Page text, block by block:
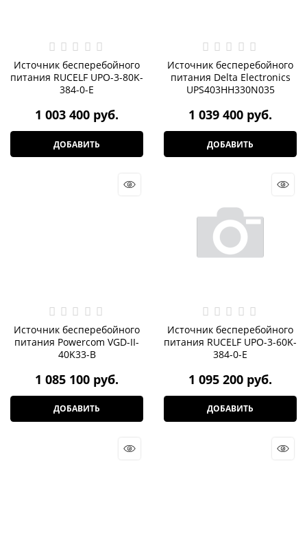
Источник бесперебойного
питания RUCELF UPO-3-80K-
384-0-E
1 003 400 руб.
ДОБАВИТЬ
Источник бесперебойного
питания Delta Electronics
UPS403HH330N035
1 039 400 руб.
ДОБАВИТЬ
Источник бесперебойного
питания Powercom VGD-II-
40K33-B
1 085 100 руб.
ДОБАВИТЬ
Источник бесперебойного
питания RUCELF UPO-3-60K-
384-0-E
1 095 200 руб.
ДОБАВИТЬ